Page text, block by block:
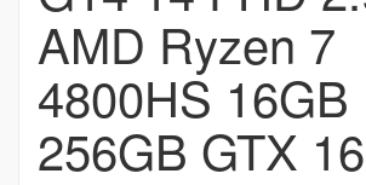
AMD Ryzen 7
4800HS 16GB
256GB GTX